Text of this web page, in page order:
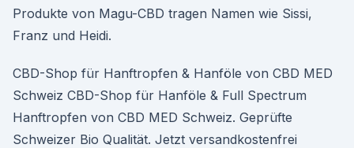
Produkte von Magu-CBD tragen Namen wie Sissi,
Franz und Heidi.
CBD-Shop für Hanftropfen & Hanföle von CBD MED
Schweiz CBD-Shop für Hanföle & Full Spectrum
Hanftropfen von CBD MED Schweiz. Geprüfte
Schweizer Bio Qualität. Jetzt versandkostenfrei